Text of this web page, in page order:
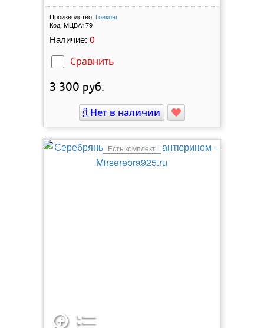
Производство: Гонконг
Код: МЦВА179
Наличие: 0
Сравнить
3 300 руб.
Нет в наличии
Есть комплект